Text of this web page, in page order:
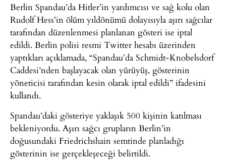
Berlin Spandau’da Hitler’in yardımcısı ve sağ kolu olan
Rudolf Hess’in ölüm yıldönümü dolayısıyla aşırı sağcılar
tarafından düzenlenmesi planlanan gösteri ise iptal
edildi. Berlin polisi resmi Twitter hesabı üzerinden
yaptıkları açıklamada, “Spandau’da Schmidt-Knobelsdorf
Caddesi’nden başlayacak olan yürüyüş, gösterinin
yöneticisi tarafından kesin olarak iptal edildi” ifadesini
kullandı.
Spandau’daki gösteriye yaklaşık 500 kişinin katılması
bekleniyordu. Aşırı sağcı grupların Berlin’in
doğusundaki Friedrichshain semtinde planladığı
gösterinin ise gerçekleşeceği belirtildi.